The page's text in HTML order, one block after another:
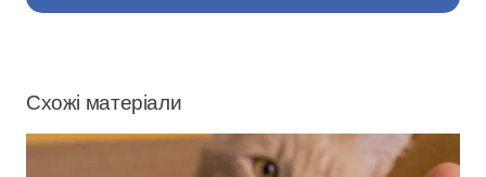
Схожі матеріали